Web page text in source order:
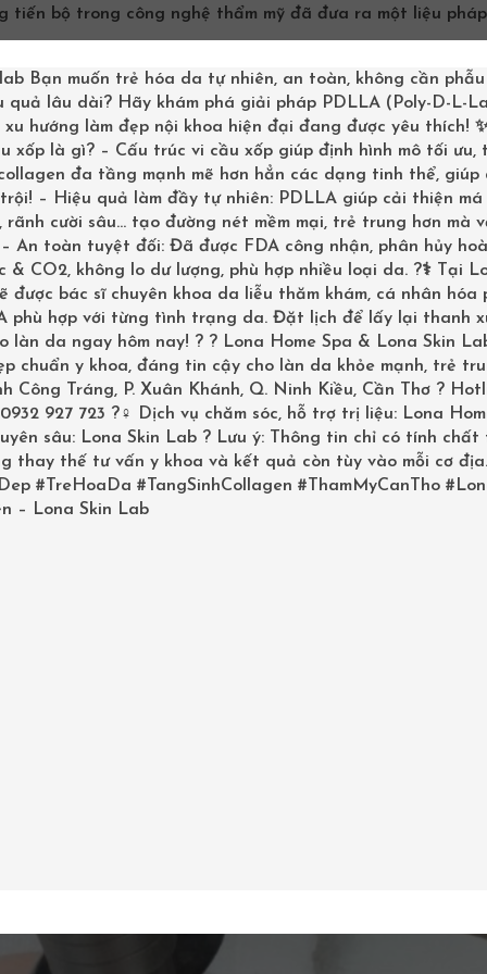
tiến bộ trong công nghệ thẩm mỹ đã đưa ra một liệu
lựa chọn hàng đầu để giữ gìn nét thanh xuân trong
THIẾT & ĐẶT
khỏi hình ảnh của thời gian. Những dấu hiệu lão hóa
ảnh hưởng đến sự tự tin của mỗi người. Các tác nhân từ
ngày đã góp phần đẩy nhanh quá trình lão hóa da.
người trở nên đa chiều. Nhiều người cảm thấy mất tự
cầu không chỉ dừng lại ở việc che giấu khuyết điểm mà
ra một giải pháp hiệu quả, an toàn và ít xâm lấn là
TRẺ HÓA DA – [tiêm
Cần Thơ]
Bạn muốn trẻ hóa da tự nhiên, an toàn, không cần
quả lâu dài? Hãy khám phá giải pháp PDLLA (Poly-D-L-
hướng làm đẹp nội khoa hiện đại đang được yêu thích!
xốp là gì? – Cấu trúc vi cầu xốp giúp định hình mô tối ưu,
đa tầng mạnh mẽ hơn hẳn các dạng tinh thể, giúp
– Hiệu quả làm đầy tự nhiên: PDLLA giúp cải thiện má
rãnh cười sâu… tạo đường nét mềm mại, trẻ trung hơn mà
An toàn tuyệt đối: Đã được FDA công nhận, phân hủy
& CO2, không lo dư lượng, phù hợp nhiều loại da. ?‍⚕️ Tại
được bác sĩ chuyên khoa da liễu thăm khám, cá nhân hóa
phù hợp với từng tình trạng da. Đặt lịch để lấy lại thanh
làn da ngay hôm nay! ? ? Lona Home Spa & Lona Skin
chuẩn y khoa, đáng tin cậy cho làn da khỏe mạnh, trẻ
Công Tráng, P. Xuân Khánh, Q. Ninh Kiều, Cần Thơ ?
927 723 ?‍♀️ Dịch vụ chăm sóc, hỗ trợ trị liệu: Lona
sâu: Lona Skin Lab ? Lưu ý: Thông tin chỉ có tính chất
thay thế tư vấn y khoa và kết quả còn tùy vào mỗi cơ địa.
#TreHoaDa #TangSinhCollagen #ThamMyCanTho
– Lona Skin Lab